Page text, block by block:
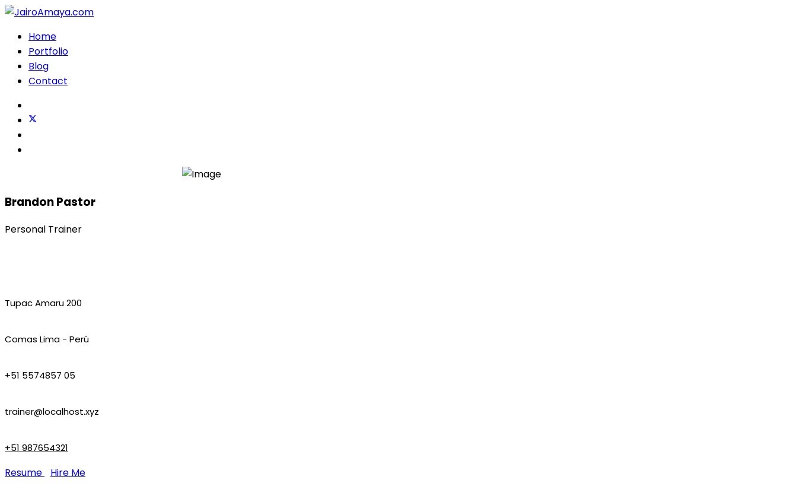
Home
Portfolio
Blog
Contact
Brandon Pastor
Personal Trainer
Tupac Amaru 200
Comas Lima - Perú
+51 5574857 05
trainer@localhost.xyz
+51 987654321
Resume Hire Me